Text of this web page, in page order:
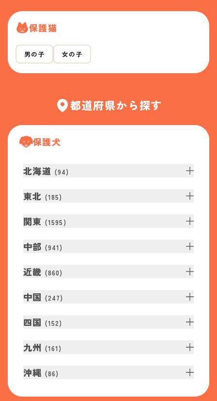
保護猫
男の子 女の子
都道府県から探す
保護犬
北海道 (94)
東北 (185)
関東 (1595 )
中部 (941 )
近畿 (860)
中国 (247)
四国 (152)
九州 (161 )
沖縄 (86)